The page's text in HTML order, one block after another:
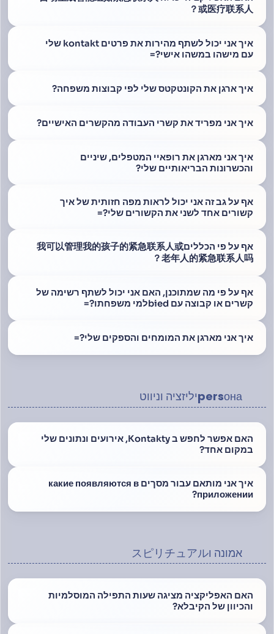
或医疗联系人？
איך אני יכול לשתף מהירות את פרטים kontakt שלי
עם מישהו במשהו אישי?=
איך ארגן את הקונטקטס שלי לפי קבוצות משפחה?
איך אני מפריד את קשרי העבודה מהקשרים האישיים?
איך אני מארגן את רופאיי המטפלים, שיניים
והכשרונות הבריאותיים שלי?
אף על גב זה אני יכול לראות מפה חזותית של איך
קשורים אחד לשני את הקשורים שלי?=
אף על פי הכללים我可以管理我的孩子的紧急联系人或
老年人的紧急联系人吗？
אף על פי מה שמתוכנן, האם אני יכול לשתף רשימה של
קשרים או קבוצה עם biedלמי משפחתו?=
איך אני מארגן את המומחים והספקים שלי?=
persонаיליזציה וניווט
האם אפשר לחפש ב Kontakty, אירועים ונתונים שלי
במקום אחד?
איך אני מותאם עבור מסךים какие появляются в
приложении?
אמונה וスピリチュアル
האם האפליקציה מציגה שעות התפילה המוסלמיות
והכיוון של הקיבלא?